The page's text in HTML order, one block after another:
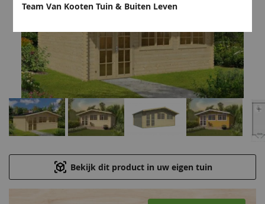
Bekijk dit product in uw eigen tuin
Team Van Kooten Tuin & Buiten Leven